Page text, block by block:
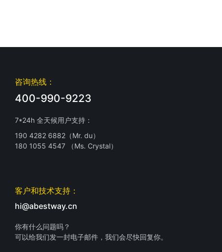
咨询热线：
400-990-9223
7*24h 全天候用户支持：
190 4282 6882（Mr. du）
180 1055 4547 （Ms. Crystal）
客户和技术支持：
hi@abestway.cn
你有什么问题吗？
可以给我们发一封电子邮件，我们会尽快回复你。